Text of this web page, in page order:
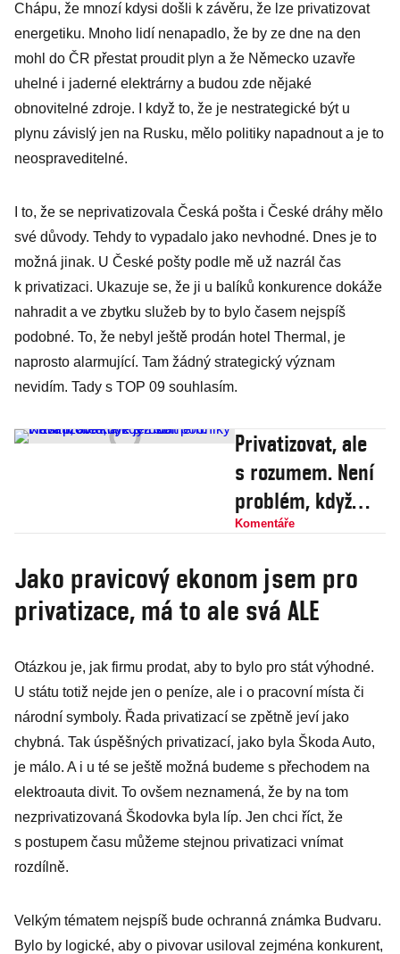
Chápu, že mnozí kdysi došli k závěru, že lze privatizovat
energetiku. Mnoho lidí nenapadlo, že by ze dne na den
mohl do ČR přestat proudit plyn a že Německo uzavře
uhelné i jaderné elektrárny a budou zde nějaké
obnovitelné zdroje. I když to, že je nestrategické být u
plynu závislý jen na Rusku, mělo politiky napadnout a je to
neospraveditelné.
I to, že se neprivatizovala Česká pošta i České dráhy mělo
své důvody. Tehdy to vypadalo jako nevhodné. Dnes je to
možná jinak. U České pošty podle mě už nazrál čas
k privatizaci. Ukazuje se, že ji u balíků konkurence dokáže
nahradit a ve zbytku služeb by to bylo časem nejspíš
podobné. To, že nebyl ještě prodán hotel Thermal, je
naprosto alarmující. Tam žádný strategický význam
nevidím. Tady s TOP 09 souhlasím.
Privatizovat, ale
s rozumem. Není
problém, když
stát podniky
je řídí
Komentáře
Jako pravicový ekonom jsem pro
privatizace, má to ale svá ALE
Otázkou je, jak firmu prodat, aby to bylo pro stát výhodné.
U státu totiž nejde jen o peníze, ale i o pracovní místa či
národní symboly. Řada privatizací se zpětně jeví jako
chybná. Tak úspěšných privatizací, jako byla Škoda Auto,
je málo. A i u té se ještě možná budeme s přechodem na
elektroauta divit. To ovšem neznamená, že by na tom
nezprivatizovaná Škodovka byla líp. Jen chci říct, že
s postupem času můžeme stejnou privatizaci vnímat
rozdílně.
Velkým tématem nejspíš bude ochranná známka Budvaru.
Bylo by logické, aby o pivovar usiloval zejména konkurent,